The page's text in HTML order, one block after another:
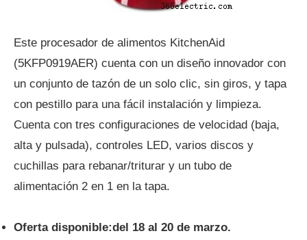
Este procesador de alimentos KitchenAid
(5KFP0919AER) cuenta con un diseño innovador con
un conjunto de tazón de un solo clic, sin giros, y tapa
con pestillo para una fácil instalación y limpieza.
Cuenta con tres configuraciones de velocidad (baja,
alta y pulsada), controles LED, varios discos y
cuchillas para rebanar/triturar y un tubo de
alimentación 2 en 1 en la tapa.
Oferta disponible:del 18 al 20 de marzo.